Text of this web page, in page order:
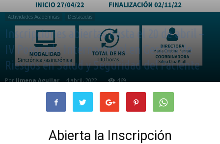
Actividades Académicas Destacadas
Inscripciones abiertas hasta el 20 de abril –
IV Posgrado Internacional en Gestión de
Riesgos en Salud y Seguridad del Paciente
PorJimena Aguilar - 4 abril, 2022 469
Abierta la Inscripción